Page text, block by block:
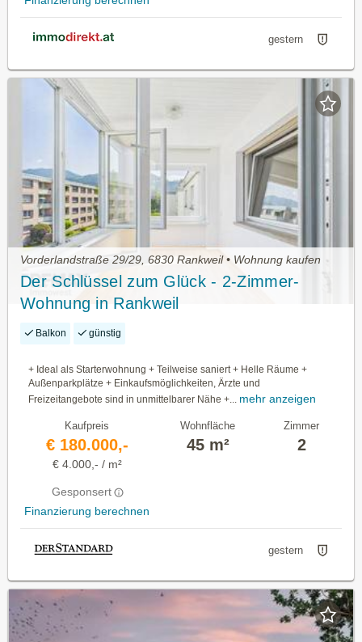
gestern
Vorderlandstraße 29/29, 6830 Rankweil • Wohnung kaufen
Der Schlüssel zum Glück - 2-Zimmer-
Wohnung in Rankweil
Balkon günstig
+ Ideal als Starterwohnung + Teilweise saniert + Helle Räume +
Außenparkplätze + Einkaufsmöglichkeiten, Ärzte und
Freizeitangebote sind in unmittelbarer Nähe +... mehr anzeigen
Kaufpreis
€ 180.000,-
€ 4.000,- / m²
Gesponsert
Finanzierung berechnen
Wohnfläche
45 m²
Zimmer
2
gestern